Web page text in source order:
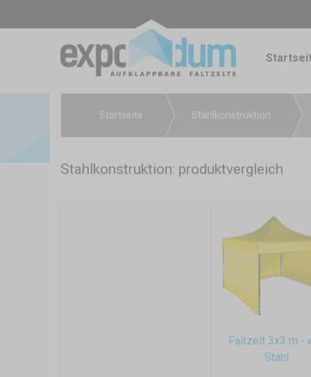
Startseite Stahlkonstruktion
Stahlkonstruktion: produktvergleich
Faltzelt 3x3 m -
Stahl